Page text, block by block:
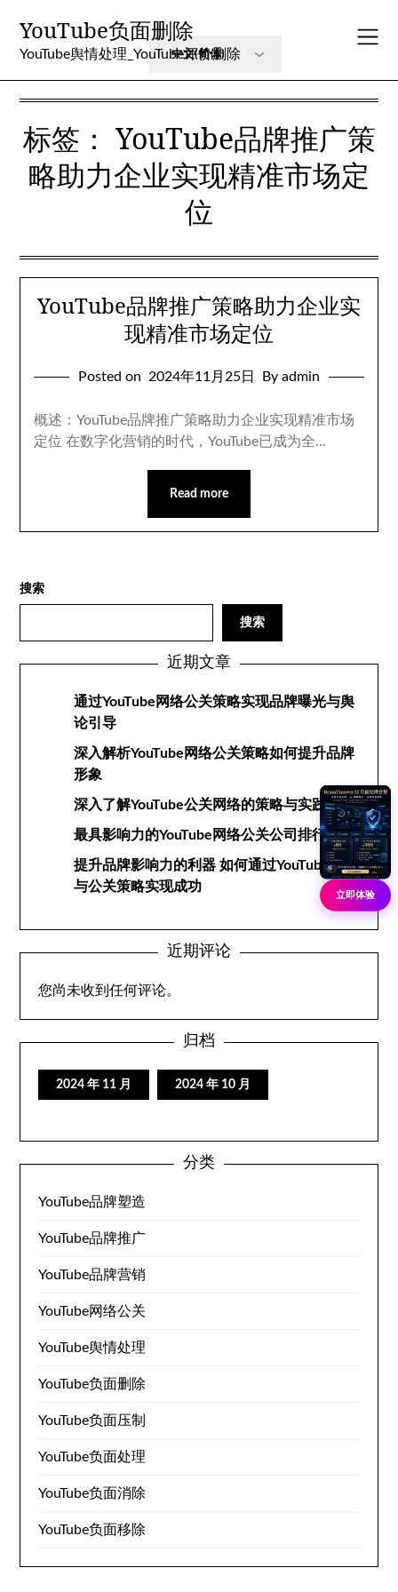
content
YouTube负面删除
YouTube舆情处理_YouTube评价删除
标签：YouTube品牌推广策
略助力企业实现精准市场定
位
YouTube品牌推广策略助力企业实
现精准市场定位
Posted on 2024年11月25日 By admin
概述：YouTube品牌推广策略助力企业实现精准市场
定位 在数字化营销的时代，YouTube已成为全…
Read more
搜索
搜索
近期文章
通过YouTube网络公关策略实现品牌曝光与舆
论引导
深入解析YouTube网络公关策略如何提升品牌
形象
深入了解YouTube公关网络的策略与实践
最具影响力的YouTube网络公关公司排行榜
提升品牌影响力的利器 如何通过YouTube网络
与公关策略实现成功
近期评论
您尚未收到任何评论。
归档
2024 年 11 月 2024 年 10 月
分类
YouTube品牌塑造
YouTube品牌推广
YouTube品牌营销
YouTube网络公关
YouTube舆情处理
YouTube负面删除
YouTube负面压制
YouTube负面处理
YouTube负面消除
YouTube负面移除
立即体验